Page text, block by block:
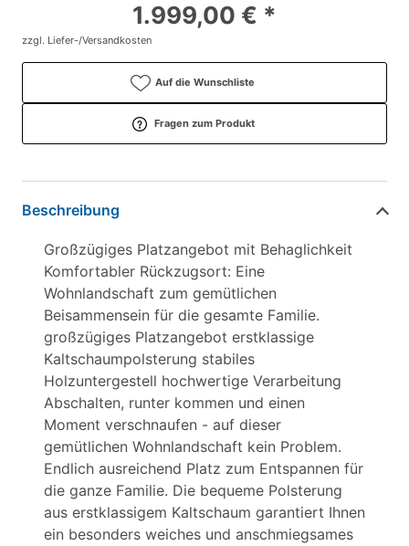
1.999,00 € *
zzgl. Liefer-/Versandkosten
Auf die Wunschliste
Fragen zum Produkt
Beschreibung
Großzügiges Platzangebot mit Behaglichkeit
Komfortabler Rückzugsort: Eine
Wohnlandschaft zum gemütlichen
Beisammensein für die gesamte Familie.
großzügiges Platzangebot erstklassige
Kaltschaumpolsterung stabiles
Holzuntergestell hochwertige Verarbeitung
Abschalten, runter kommen und einen
Moment verschnaufen - auf dieser
gemütlichen Wohnlandschaft kein Problem.
Endlich ausreichend Platz zum Entspannen für
die ganze Familie. Die bequeme Polsterung
aus erstklassigem Kaltschaum garantiert Ihnen
ein besonders weiches und anschmiegsames